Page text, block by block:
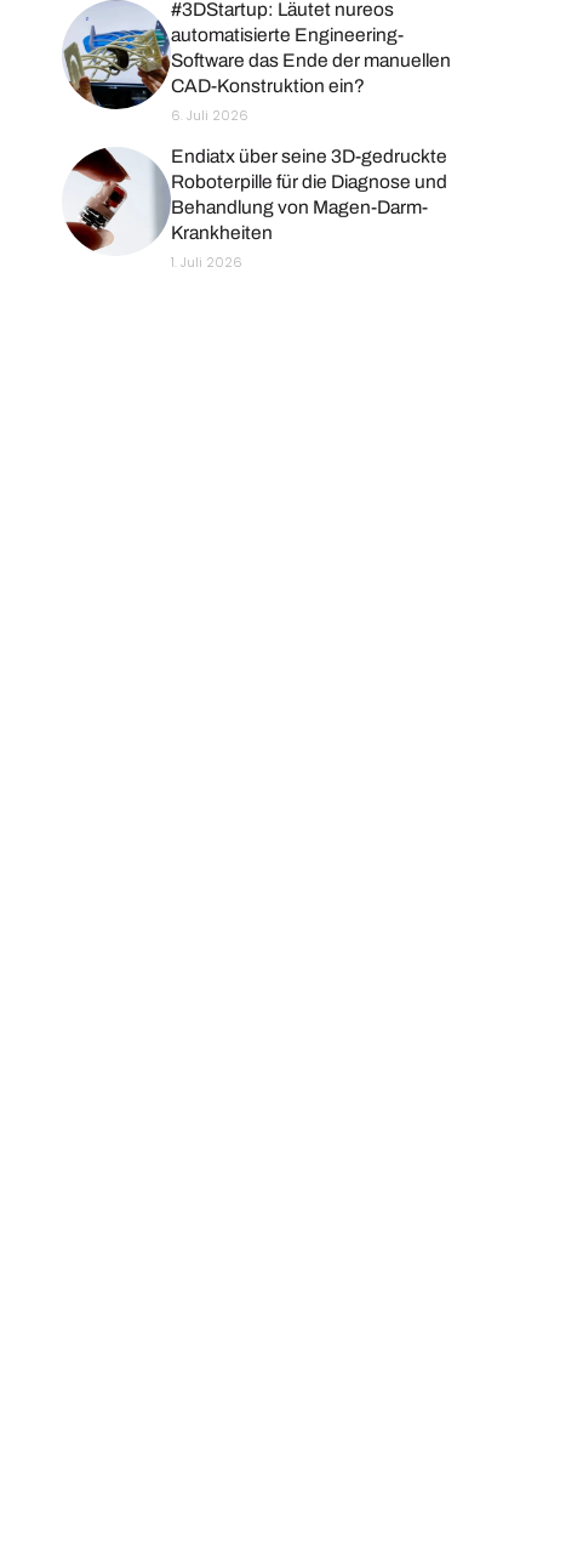
#3DStartup: Läutet nureos
automatisierte Engineering-
Software das Ende der manuellen
CAD-Konstruktion ein?
6. Juli 2026
Endiatx über seine 3D-gedruckte
Roboterpille für die Diagnose und
Behandlung von Magen-Darm-
Krankheiten
1. Juli 2026